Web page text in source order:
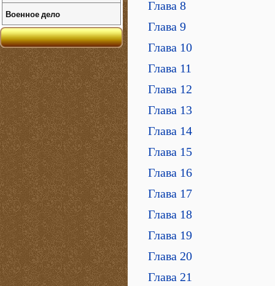
Глава 8
Глава 9
Глава 10
Глава 11
Глава 12
Глава 13
Глава 14
Глава 15
Глава 16
Глава 17
Глава 18
Глава 19
Глава 20
Глава 21
Военное дело